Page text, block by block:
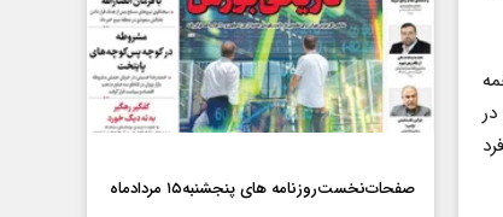
صفحات‌نخست‌روزنامه ها‌ی پنجشنبه‌۱۵ مردادماه